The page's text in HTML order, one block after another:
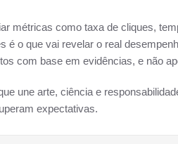
métricas como taxa de cliques,
é o que vai revelar o real
com base em evidências, e não
une arte, ciência e
expectativas.